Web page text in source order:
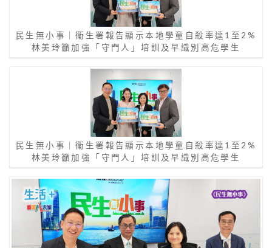
民生無小事｜衞生署報告顯示本地學童自殺率達1至2%
林美玲籲加強「守門人」培訓及早識別高危學生
民生無小事｜衞生署報告顯示本地學童自殺率達1至2%
林美玲籲加強「守門人」培訓及早識別高危學生